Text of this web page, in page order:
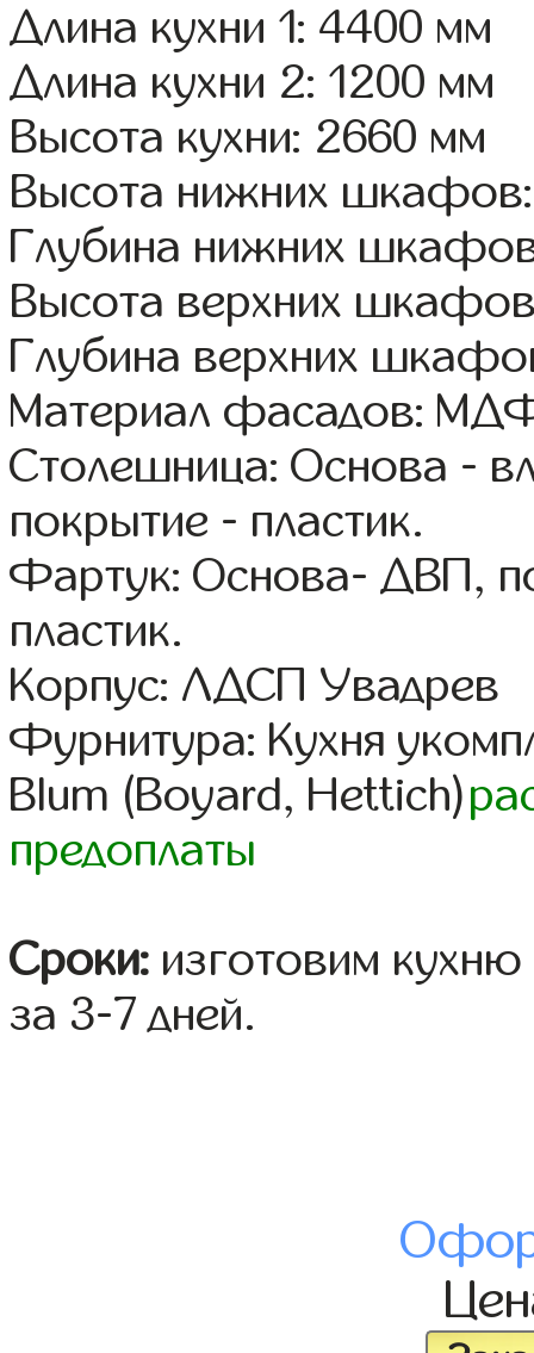
Длина кухни 1: 4400 мм
Длина кухни 2: 1200 мм
Высота кухни: 2660 мм
Высота нижних
Глубина нижних
Высота верхних
Глубина верхних
Материал фасадов:
Столешница: Основа -
покрытие - пластик.
Фартук: Основа- ДВП,
пластик.
Корпус: ЛДСП Увадрев
Фурнитура: Кухня
Blum (Boyard, Hettich)
предоплаты
Сроки: изготовим
за 3-7 дней.